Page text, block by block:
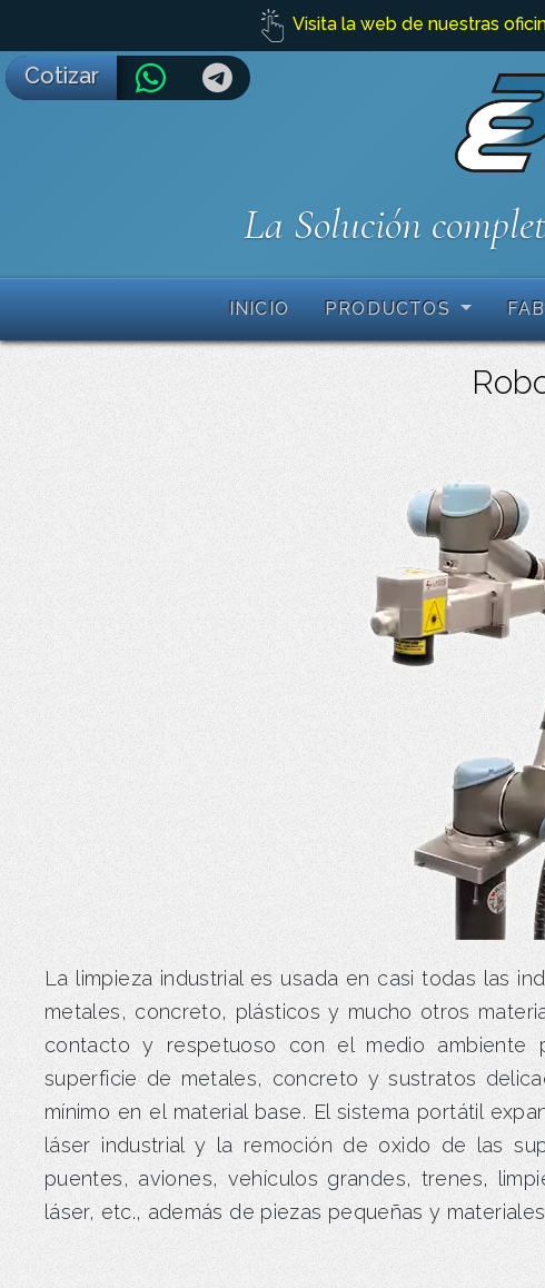
Visita la web de nuestras
La Solución
INICIO PRODUCTOS
La limpieza industrial es usada en casi todas las
metales, concreto, plásticos y mucho otros
contacto y respetuoso con el medio ambiente
superficie de metales, concreto y sustratos
mínimo en el material base. El sistema portátil
láser industrial y la remoción de oxido de las
puentes, aviones, vehículos grandes, trenes,
láser, etc., además de piezas pequeñas y
Cotizar